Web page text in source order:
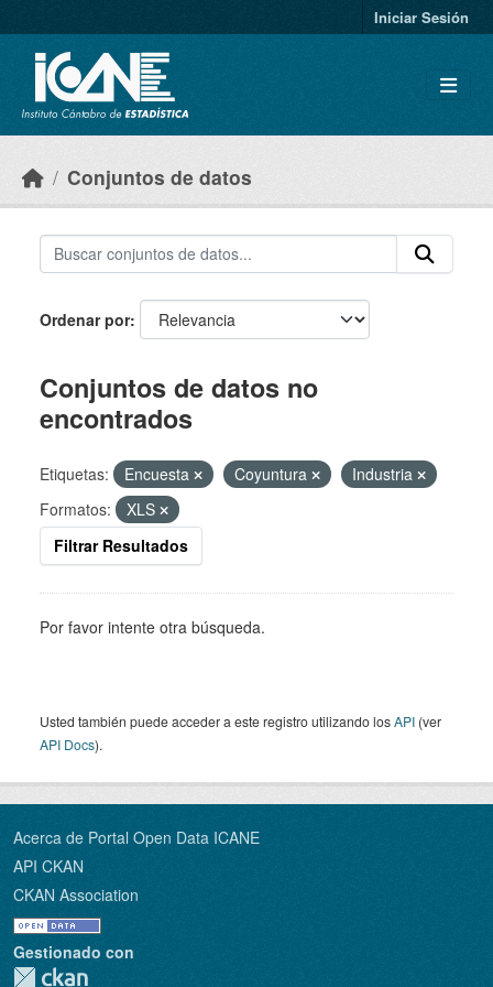
Iniciar Sesión
Conjuntos de datos
Ordenar por
Conjuntos de datos no
encontrados
Etiquetas: Encuesta Coyuntura
Industria
Formatos:
XLS
Filtrar Resultados
Por favor intente otra búsqueda.
Usted también puede acceder a este registro utilizando losAPI (ver
API Docs).
Acerca de Portal Open Data ICANE
API CKAN
CKAN Association
Gestionado con